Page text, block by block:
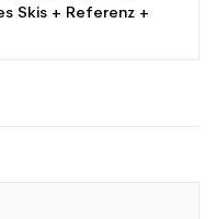
Skis + Referenz +